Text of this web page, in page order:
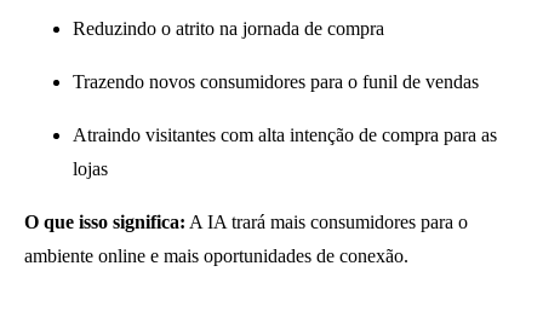
Reduzindo o atrito na jornada de compra
Trazendo novos consumidores para o funil de vendas
Atraindo visitantes com alta intenção de compra para as
lojas
O que isso significa: A IA trará mais consumidores para o
ambiente online e mais oportunidades de conexão.